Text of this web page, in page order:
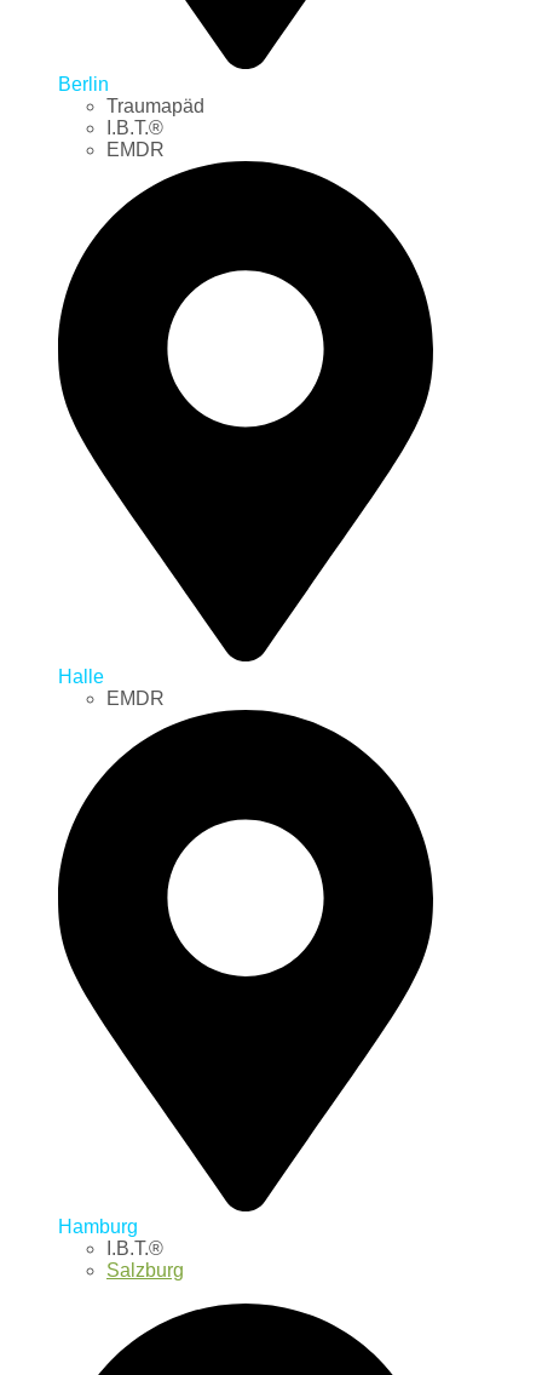
Berlin
Traumapäd
I.B.T.®
EMDR
Halle
EMDR
Hamburg
I.B.T.®
Salzburg